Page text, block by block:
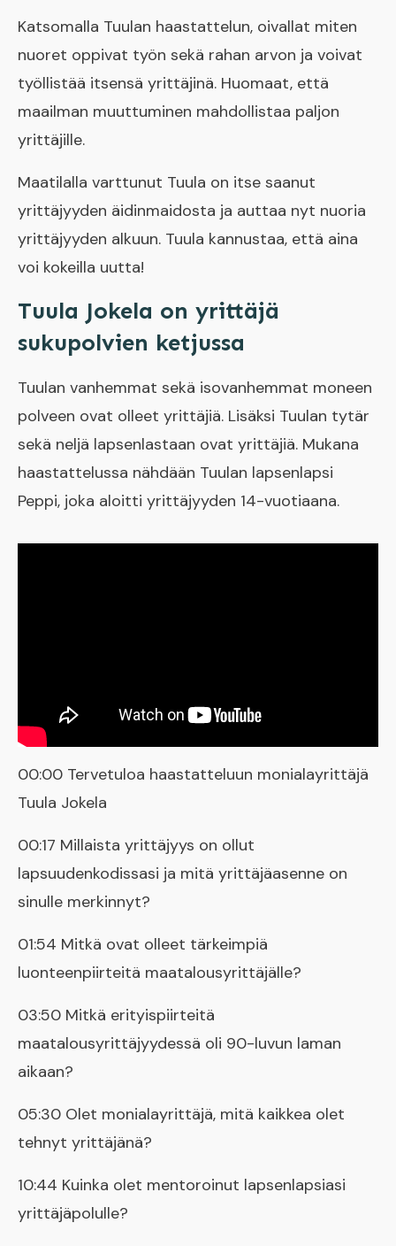
Katsomalla Tuulan haastattelun, oivallat miten
nuoret oppivat työn sekä rahan arvon ja voivat
työllistää itsensä yrittäjinä. Huomaat, että
maailman muuttuminen mahdollistaa paljon
yrittäjille.
Maatilalla varttunut Tuula on itse saanut
yrittäjyyden äidinmaidosta ja auttaa nyt nuoria
yrittäjyyden alkuun. Tuula kannustaa, että aina
voi kokeilla uutta!
Tuula Jokela on yrittäjä
sukupolvien ketjussa
Tuulan vanhemmat sekä isovanhemmat moneen
polveen ovat olleet yrittäjiä. Lisäksi Tuulan tytär
sekä neljä lapsenlastaan ovat yrittäjiä. Mukana
haastattelussa nähdään Tuulan lapsenlapsi
Peppi, joka aloitti yrittäjyyden 14-vuotiaana.
00:00 Tervetuloa haastatteluun monialayrittäjä
Tuula Jokela
00:17 Millaista yrittäjyys on ollut
lapsuudenkodissasi ja mitä yrittäjäasenne on
sinulle merkinnyt?
01:54 Mitkä ovat olleet tärkeimpiä
luonteenpiirteitä maatalousyrittäjälle?
03:50 Mitkä erityispiirteitä
maatalousyrittäjyydessä oli 90-luvun laman
aikaan?
05:30 Olet monialayrittäjä, mitä kaikkea olet
tehnyt yrittäjänä?
10:44 Kuinka olet mentoroinut lapsenlapsiasi
yrittäjäpolulle?